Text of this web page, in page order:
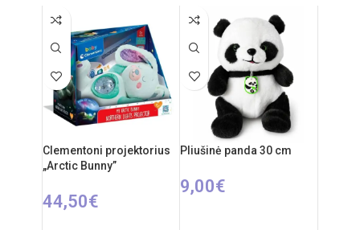
guma
Rekomenduojamas amžius:
nuo 3 metų
Elementai: 3 x AA
(nepridedamos)
Clementoni projektorius
„Arctic Bunny”
44,50€
Pliušinė panda 30 cm
9,00€